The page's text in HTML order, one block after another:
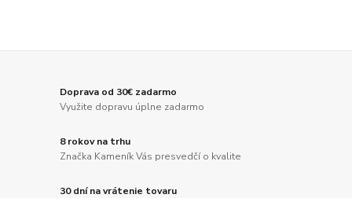
Doprava od 30€ zadarmo
Využite dopravu úplne zadarmo
8 rokov na trhu
Značka Kameník Vás presvedčí o kvalite
30 dní na vrátenie tovaru